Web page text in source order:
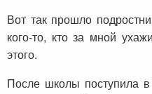
Вот так прошло
кого-то, кто за мной
этого.
После школы поступила